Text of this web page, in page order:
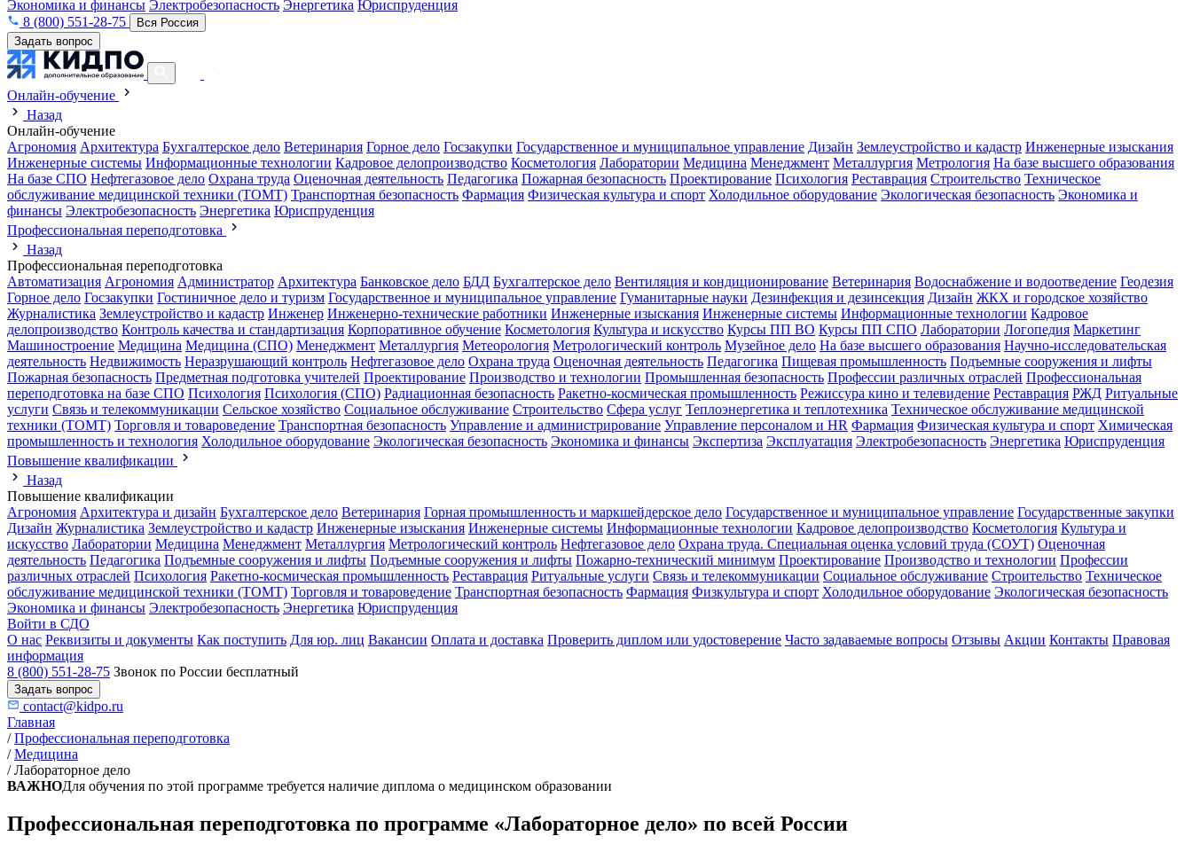
Экономика и финансы Электробезопасность Энергетика Юриспруденция
8 (800) 551-28-75
Вся Россия
Задать вопрос
Онлайн-обучение
Назад
Онлайн-обучение
Агрономия Архитектура Бухгалтерское дело Ветеринария Горное дело Госзакупки Государственное и муниципальное управление Дизайн Землеустройство и кадастр Инженерные изыскания
Инженерные системы Информационные технологии Кадровое делопроизводство Косметология Лаборатории Медицина Менеджмент Металлургия Метрология На базе высшего образования
На базе СПО Нефтегазовое дело Охрана труда Оценочная деятельность Педагогика Пожарная безопасность Проектирование Психология Реставрация Строительство Техническое
обслуживание медицинской техники (ТОМТ) Транспортная безопасность Фармация Физическая культура и спорт Холодильное оборудование Экологическая безопасность Экономика и
финансы Электробезопасность Энергетика Юриспруденция
Профессиональная переподготовка
Назад
Профессиональная переподготовка
Автоматизация Агрономия Администратор Архитектура Банковское дело БДД Бухгалтерское дело Вентиляция и кондиционирование Ветеринария Водоснабжение и водоотведение Геодезия
Горное дело Госзакупки Гостиничное дело и туризм Государственное и муниципальное управление Гуманитарные науки Дезинфекция и дезинсекция Дизайн ЖКХ и городское хозяйство
Журналистика Землеустройство и кадастр Инженер Инженерно-технические работники Инженерные изыскания Инженерные системы Информационные технологии Кадровое
делопроизводство Контроль качества и стандартизация Корпоративное обучение Косметология Культура и искусство Курсы ПП ВО Курсы ПП СПО Лаборатории Логопедия Маркетинг
Машиностроение Медицина Медицина (СПО) Менеджмент Металлургия Метеорология Метрологический контроль Музейное дело На базе высшего образования Научно-исследовательская
деятельность Недвижимость Неразрушающий контроль Нефтегазовое дело Охрана труда Оценочная деятельность Педагогика Пищевая промышленность Подъемные сооружения и лифты
Пожарная безопасность Предметная подготовка учителей Проектирование Производство и технологии Промышленная безопасность Профессии различных отраслей Профессиональная
переподготовка на базе СПО Психология Психология (СПО) Радиационная безопасность Ракетно-космическая промышленность Режиссура кино и телевидение Реставрация РЖД Ритуальные
услуги Связь и телекоммуникации Сельское хозяйство Социальное обслуживание Строительство Сфера услуг Теплоэнергетика и теплотехника Техническое обслуживание медицинской
техники (ТОМТ) Торговля и товароведение Транспортная безопасность Управление и администрирование Управление персоналом и HR Фармация Физическая культура и спорт Химическая
промышленность и технология Холодильное оборудование Экологическая безопасность Экономика и финансы Экспертиза Эксплуатация Электробезопасность Энергетика Юриспруденция
Повышение квалификации
Назад
Повышение квалификации
Агрономия Архитектура и дизайн Бухгалтерское дело Ветеринария Горная промышленность и маркшейдерское дело Государственное и муниципальное управление Государственные закупки
Дизайн Журналистика Землеустройство и кадастр Инженерные изыскания Инженерные системы Информационные технологии Кадровое делопроизводство Косметология Культура и
искусство Лаборатории Медицина Менеджмент Металлургия Метрологический контроль Нефтегазовое дело Охрана труда. Специальная оценка условий труда (СОУТ) Оценочная
деятельность Педагогика Подъемные сооружения и лифты Подъемные сооружения и лифты Пожарно-технический минимум Проектирование Производство и технологии Профессии
различных отраслей Психология Ракетно-космическая промышленность Реставрация Ритуальные услуги Связь и телекоммуникации Социальное обслуживание Строительство Техническое
обслуживание медицинской техники (ТОМТ) Торговля и товароведение Транспортная безопасность Фармация Физкультура и спорт Холодильное оборудование Экологическая безопасность
Экономика и финансы Электробезопасность Энергетика Юриспруденция
Войти в СДО
О нас Реквизиты и документы Как поступить Для юр. лиц Вакансии Оплата и доставка Проверить диплом или удостоверение Часто задаваемые вопросы Отзывы Акции Контакты Правовая
информация
8 (800) 551-28-75 Звонок по России бесплатный
Задать вопрос
contact@kidpo.ru
Главная
/ Профессиональная переподготовка
/ Медицина
/ Лабораторное дело
ВАЖНОДля обучения по этой программе требуется наличие диплома о медицинском образовании
Профессиональная переподготовка по программе «Лабораторное дело» по всей России